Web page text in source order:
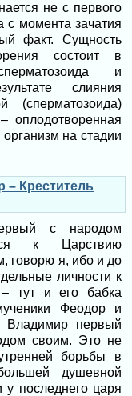
не с первого
с момента зачатия
факт. Сущность
состоит в
и
слияния
(сперматозоида)
оплодотворенная
на стадии
– Креститель
с народом
к Царствию
говорю я, ибо и до
личности к
тут и его бабка
Феодор и
первый
своим. Это не
борьбы в
душевной
у последнего царя